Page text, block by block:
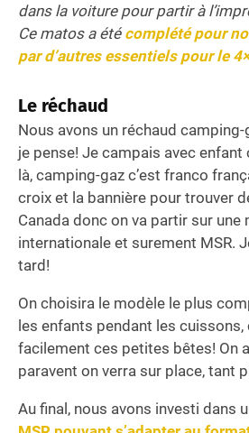
dans la voiture pour partir à
Ce matos a été complété pour
par d’autres essentiels pour le
Le réchaud
Nous avons un réchaud camping-
je pense! Je campais avec enfant
là, camping-gaz c’est franco
croix et la bannière pour trouver
Canada donc on va partir sur une
internationale et surement MSR.
tard!
On choisira le modèle le plus
les enfants pendant les cuissons,
facilement ces petites bêtes! On
paravent on verra sur place, tant
Au final, nous avons investi dans